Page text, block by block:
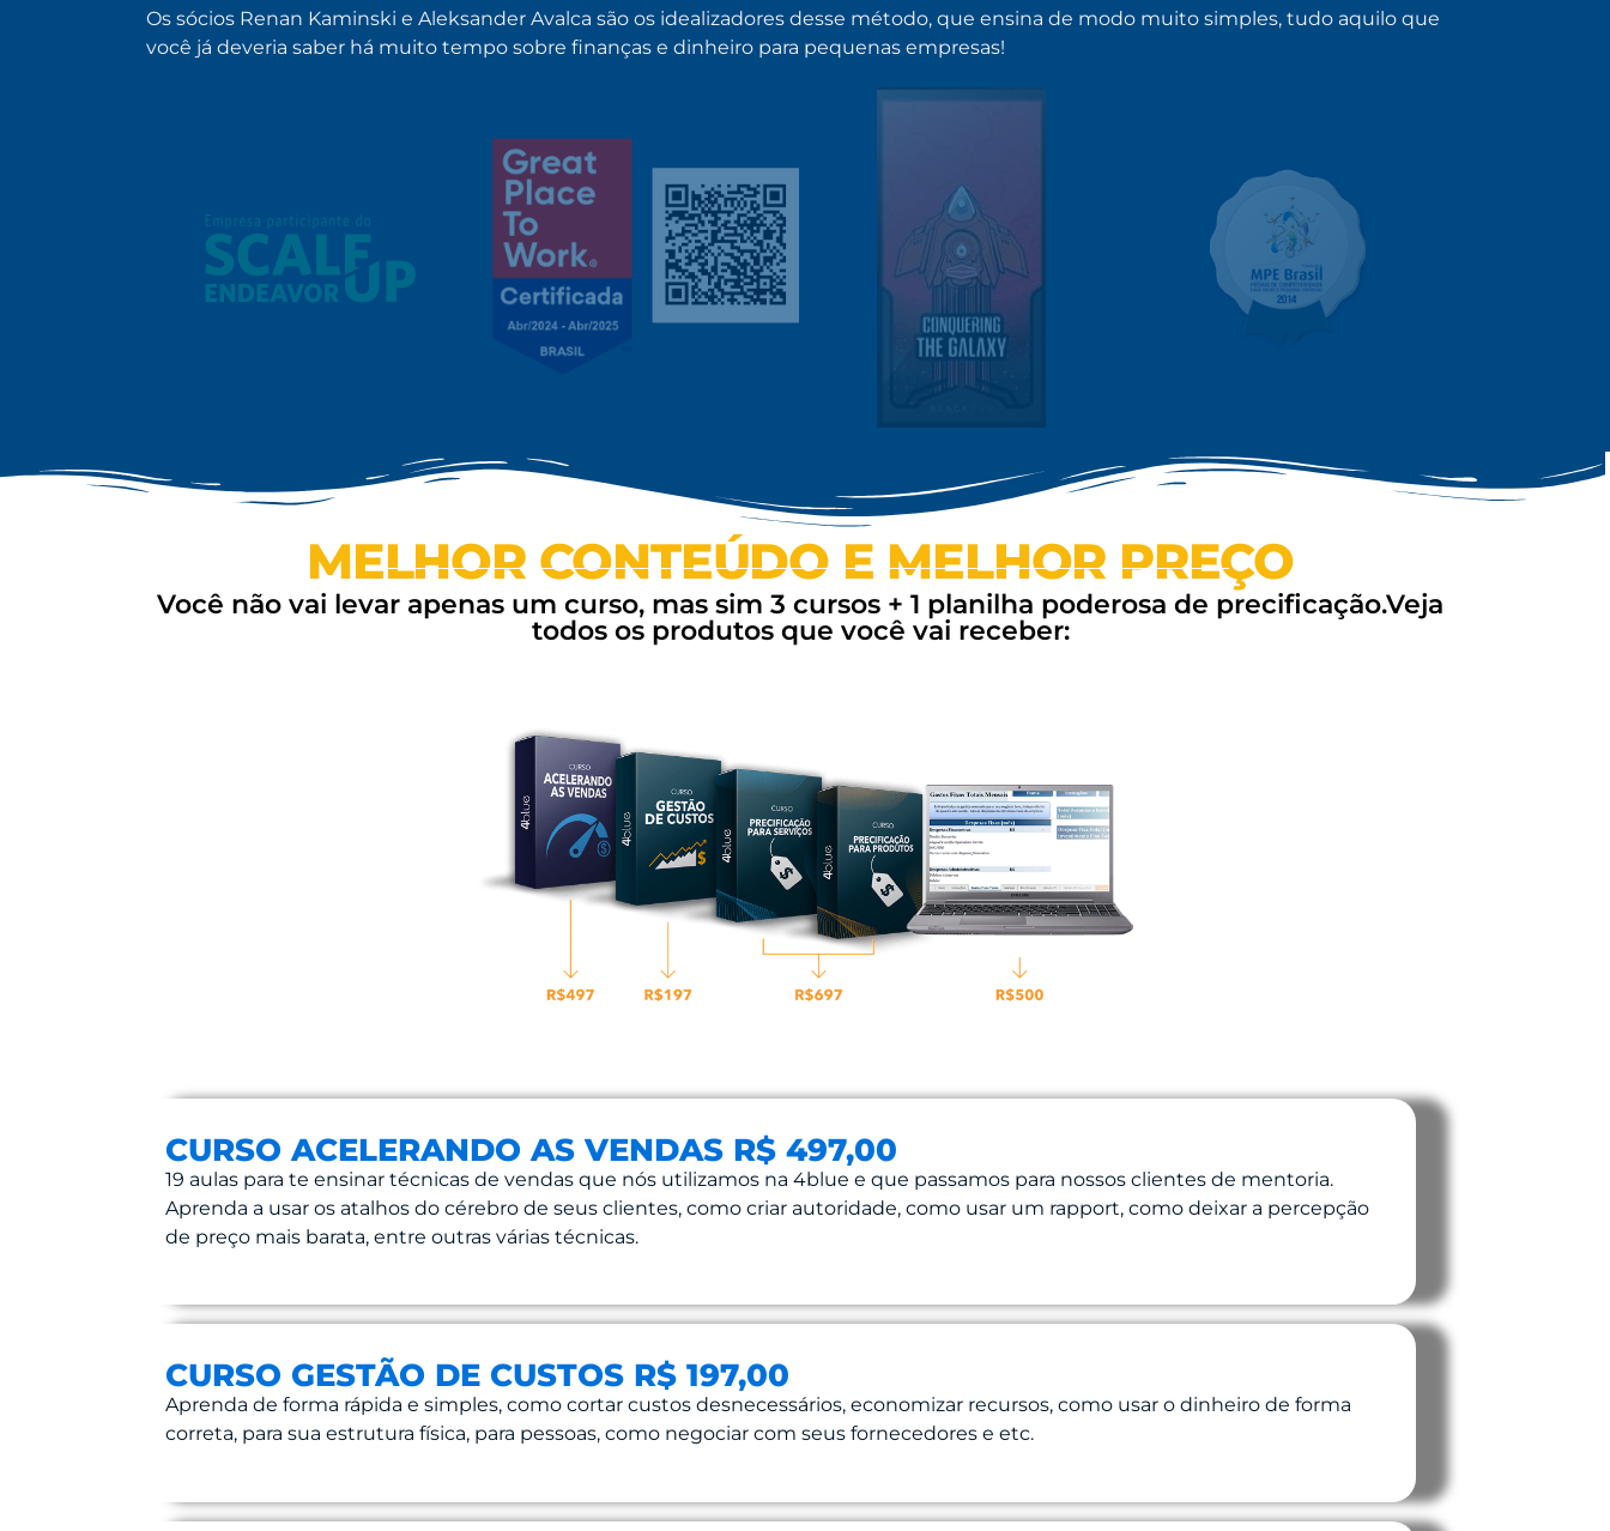
Os sócios Renan Kaminski e Aleksander Avalca são os idealizadores desse método, que ensina de modo muito simples, tudo aquilo que
você já deveria saber há muito tempo sobre finanças e dinheiro para pequenas empresas!
MELHOR CONTEÚDO E MELHOR PREÇO
Você não vai levar apenas um curso, mas sim 3 cursos + 1 planilha poderosa de precificação.Veja
todos os produtos que você vai receber:
CURSO ACELERANDO AS VENDAS R$ 497,00
19 aulas para te ensinar técnicas de vendas que nós utilizamos na 4blue e que passamos para nossos clientes de mentoria.
Aprenda a usar os atalhos do cérebro de seus clientes, como criar autoridade, como usar um rapport, como deixar a percepção
de preço mais barata, entre outras várias técnicas.
CURSO GESTÃO DE CUSTOS R$ 197,00
Aprenda de forma rápida e simples, como cortar custos desnecessários, economizar recursos, como usar o dinheiro de forma
correta, para sua estrutura física, para pessoas, como negociar com seus fornecedores e etc.